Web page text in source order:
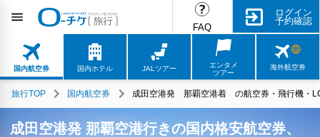
FAQ
ログイン
予約確認
国内航空券 国内ホテル JALツアー
エンタメ
ツアー
海外航空券
旅行TOP 国内航空券 成田空港発 那覇空港着 の航空券・飛行機・
成田空港発 那覇空港行きの国内格安航空券、